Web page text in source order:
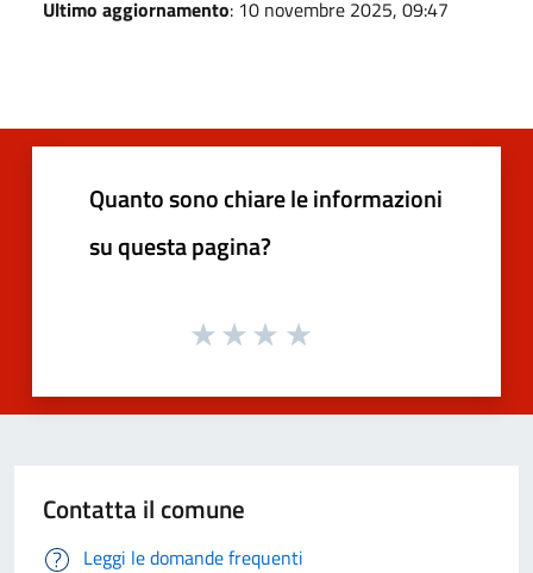
Ultimo aggiornamento: 10 novembre 2025, 09:47
Quanto sono chiare le informazioni
su questa pagina?
Contatta il comune
Leggi le domande frequenti